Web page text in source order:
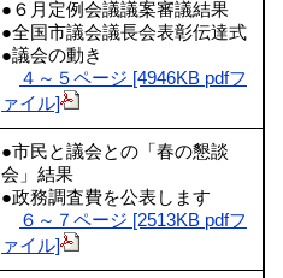
●６月定例会議議案審議結果
●全国市議会議長会表彰伝達式
●議会の動き
４～５ページ [4946KB pdfフ
ァイル]
●市民と議会との「春の懇談
会」結果
●政務調査費を公表します
６～７ページ [2513KB pdfフ
ァイル]